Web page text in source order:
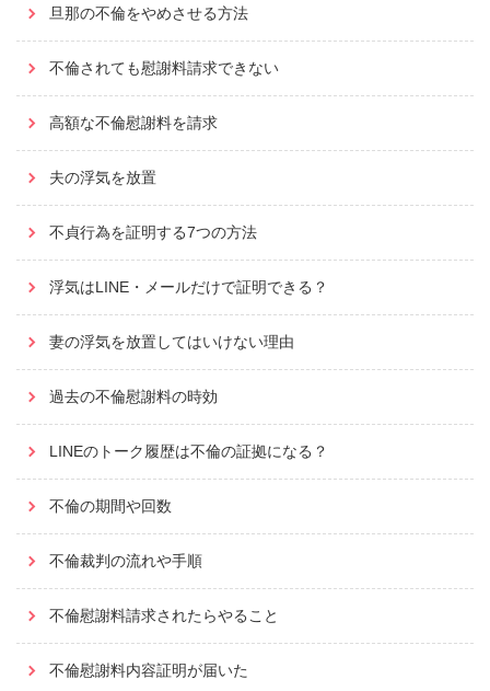
旦那の不倫をやめさせる方法
不倫されても慰謝料請求できない
高額な不倫慰謝料を請求
夫の浮気を放置
不貞行為を証明する7つの方法
浮気はLINE・メールだけで証明できる？
妻の浮気を放置してはいけない理由
過去の不倫慰謝料の時効
LINEのトーク履歴は不倫の証拠になる？
不倫の期間や回数
不倫裁判の流れや手順
不倫慰謝料請求されたらやること
不倫慰謝料内容証明が届いた